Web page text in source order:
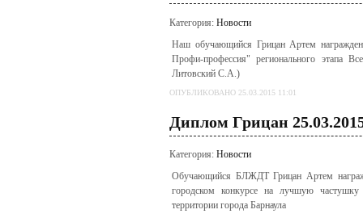
Категория: Новости
Наш обучающийся Грицан Артем
Профи-профессия" регионального этапа
Литовский С.А.)
ОПУБЛИКОВАНО 25.03.2015 11:01
Диплом Грицан
Категория: Новости
Обучающийся БЛЖДТ Грицан Артем
городском конкурсе на лучшую
территории города Барнаула